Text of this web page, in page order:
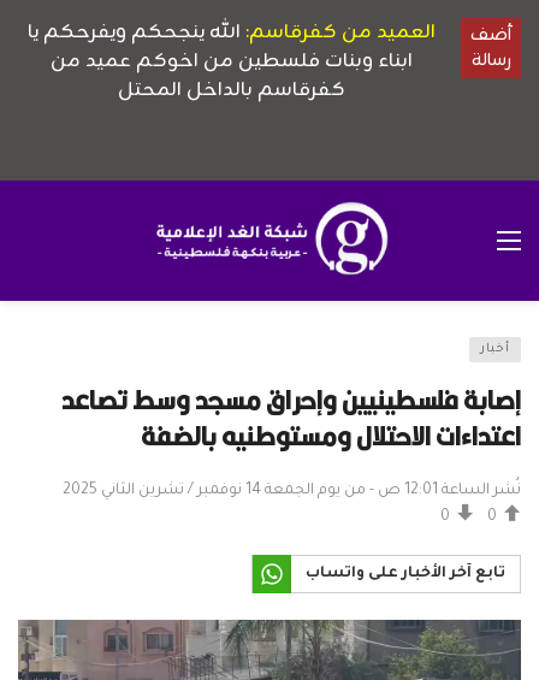
أخبار
إصابة فلسطينيين وإحراق مسجد وسط تصاعد
اعتداءات الاحتلال ومستوطنيه بالضفة
نُشر الساعة 12:01 ص - من يوم الجمعة 14 نوفمبر / تشرين الثاني 2025
0
0
تابع آخر الأخبار على واتساب